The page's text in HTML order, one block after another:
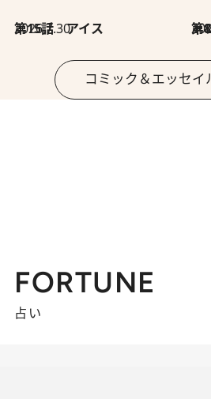
2026.7.30
第15話 アイス 第8回
コミック＆エッセイ
FORTUNE
占い